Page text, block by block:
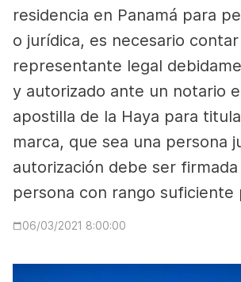
residencia en Panamá para
o jurídica, es necesario
representante legal
y autorizado ante un notario
apostilla de la Haya para
marca, que sea una persona
autorización debe ser
persona con rango suficiente
06/03/2021 8:00:00